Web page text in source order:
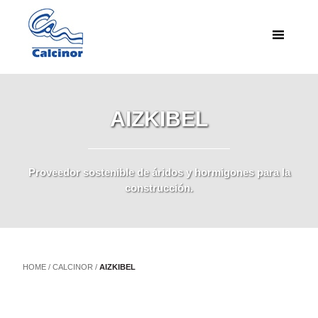
AIZKIBEL
Proveedor sostenible de áridos y hormigones para la
construcción.
HOME/ CALCINOR / AIZKIBEL